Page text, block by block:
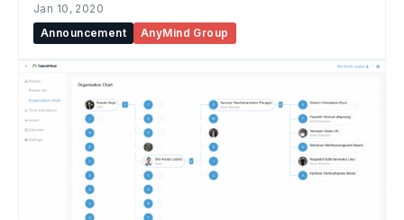
Jan 10, 2020
Announcement
AnyMind Group